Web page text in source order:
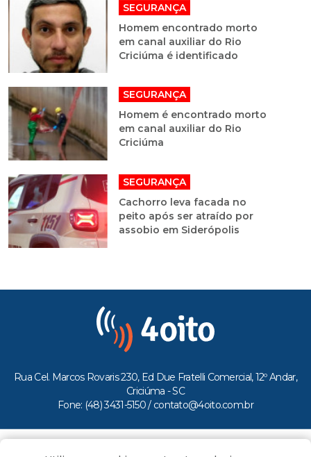
SEGURANÇA
Homem encontrado morto
em canal auxiliar do Rio
Criciúma é identificado
SEGURANÇA
Homem é encontrado morto
em canal auxiliar do Rio
Criciúma
SEGURANÇA
Cachorro leva facada no
peito após ser atraído por
assobio em Siderópolis
Rua Cel. Marcos Rovaris 230, Ed Due Fratelli Comercial, 12º Andar,
Criciúma - SC
Fone: (48) 3431-5150 / contato@4oito.com.br